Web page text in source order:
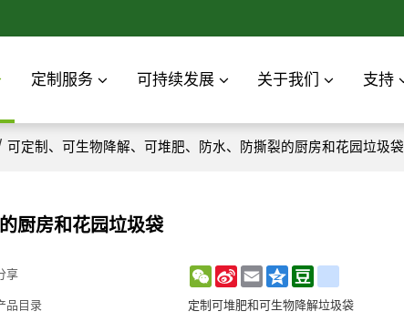
定制服务 可持续发展 关于我们 支持
可定制、可生物降解、可堆肥、防水、防撕裂的厨房和花园垃圾袋
厨房和花园垃圾袋
享 WeChat
Sina
Weibo
EmailQzoneDouban
品目录
定制可堆肥和可生物降解垃圾袋